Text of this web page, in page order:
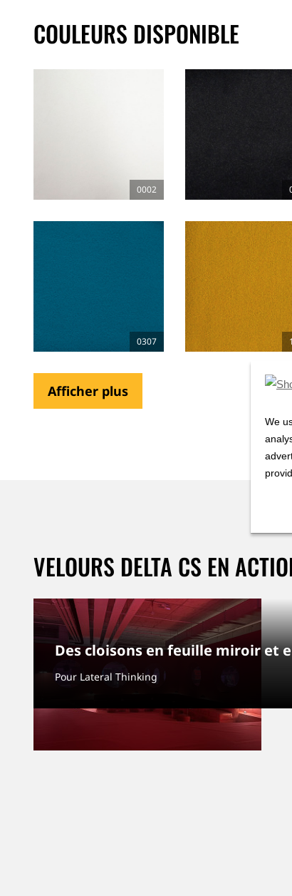
We
COULEURS DISPONIBLE
0002
0307
Afficher plus
VELOURS DELTA CS EN
Des cloisons en feuille miroir et
Pour Lateral Thinking